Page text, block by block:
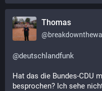
Thomas
@
@deutschlandfunk
Hat das die Bundes-CDU
besprochen? Ich sehe